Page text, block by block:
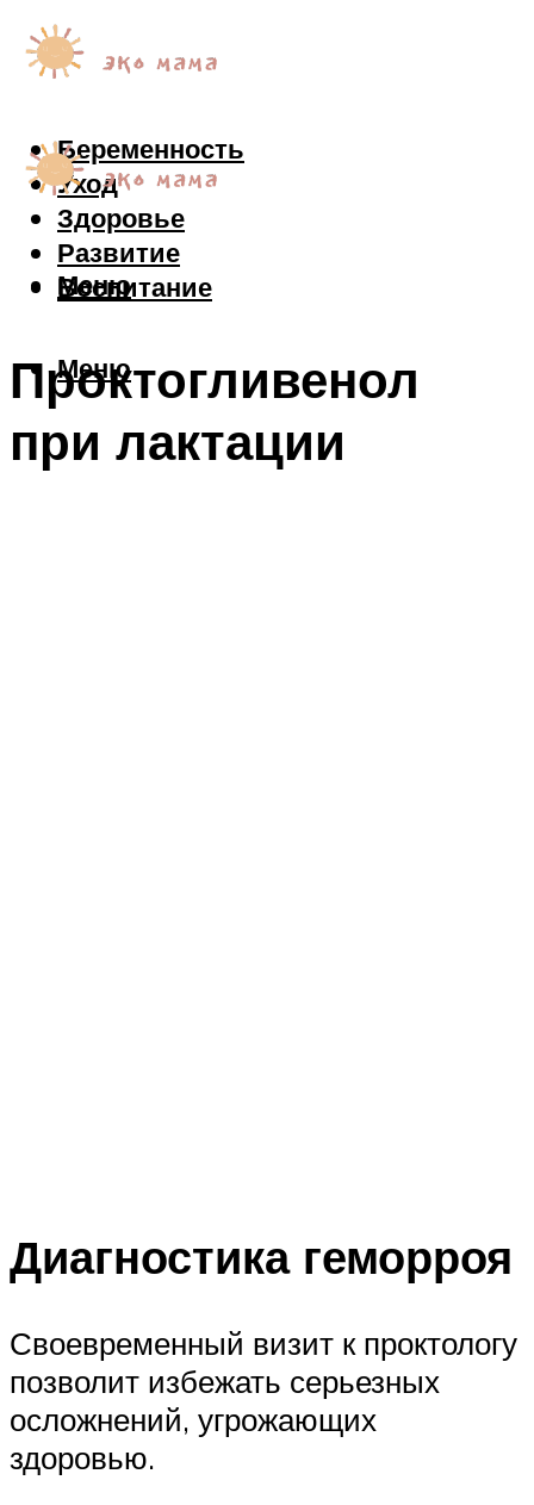
Беременность
Уход
Здоровье
Развитие
Воспитание
Меню
Меню
Проктогливенол
при лактации
Диагностика геморроя
Своевременный визит к проктологу
позволит избежать серьезных
осложнений, угрожающих
здоровью.